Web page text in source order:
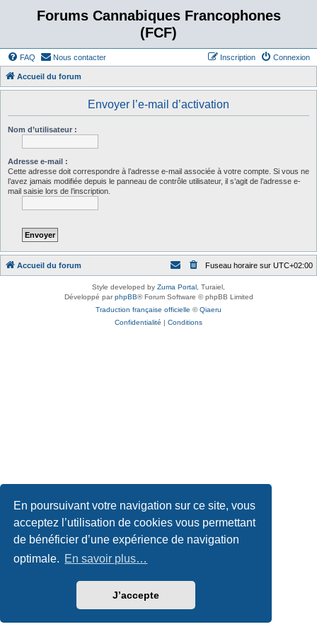
En poursuivant votre navigation sur ce site, vous
acceptez l’utilisation de cookies vous permettant
de bénéficier d’une expérience de navigation
optimale. En savoir plus…
J’accepte
Forums Cannabiques Francophones
(FCF)
FAQ Nous contacter Connexion
Inscription
Accueil du forum
Envoyer l’e-mail d’activation
Nom d’utilisateur :
Adresse e-mail :
Cette adresse doit correspondre à l’adresse e-mail associée à votre compte. Si vous ne
l’avez jamais modifiée depuis le panneau de contrôle utilisateur, il s’agit de l’adresse e-
mail saisie lors de l’inscription.
Accueil du forum Fuseau horaire sur UTC+02:00
Style developed by Zuma Portal , Turaiel,
Développé parphpBB® Forum Software © phpBB Limited
Traduction française officielle ©Qiaeru
Confidentialité | Conditions